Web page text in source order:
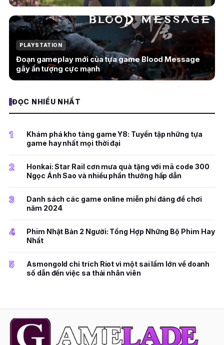
PLAYSTATION
Đoạn gameplay mới của tựa game Blood Message
gây ấn tượng cực mạnh
ĐỌC NHIỀU NHẤT
1
Khám phá kho tàng game Y8: Tuyển tập những tựa
game hay nhất mọi thời đại
2
Honkai: Star Rail cơn mưa quà tặng với mã code 300
Ngọc Ánh Sao và nhiều phần thưởng hấp dẫn
3
Danh sách các game online miễn phí đáng để chơi
năm 2024
4
Phim Nhật Bản 2 Người: Tổng Hợp Những Bộ Phim Hay
Nhất
5
Asmongold chỉ trích Riot vì một sai lầm lớn về doanh
số dẫn đến việc sa thải nhân viên